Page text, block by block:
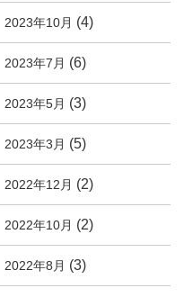
2023年10月 (4)
2023年7月 (6)
2023年5月 (3)
2023年3月 (5)
2022年12月 (2)
2022年10月 (2)
2022年8月 (3)